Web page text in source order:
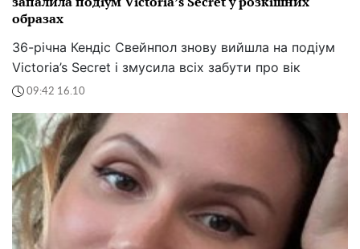
образах
36-річна Кендіс Свейнпол знову вийшла на подіум
Victoria’s Secret і змусила всіх забути про вік
09:42 16.10